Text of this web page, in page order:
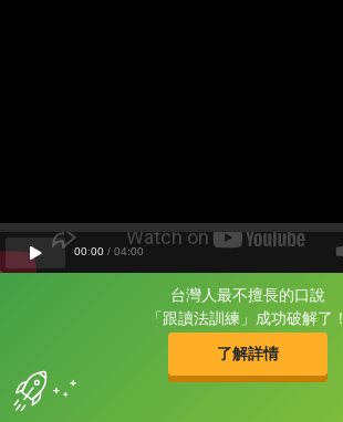
台灣人最不擅長的口說
「跟讀法訓練」成功破解了！
了解詳情
片尾有
攻其不背
的品牌故事
00:00 / 04:00